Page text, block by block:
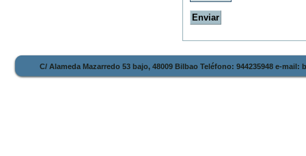
C/ Alameda Mazarredo 53 bajo, 48009 Bilbao Teléfono: 944235948 e-mail: